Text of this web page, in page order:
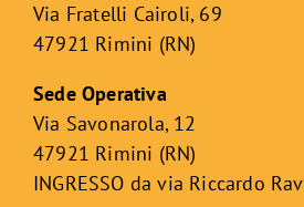
Via Fratelli Cairoli, 69
47921 Rimini (RN)
Sede Operativa
Via Savonarola, 12
47921 Rimini (RN)
INGRESSO da via Riccardo